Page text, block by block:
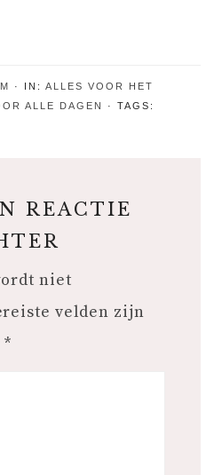
IN: ALLES VOOR HET
ALLE DAGEN TAGS:
REACTIE
niet
velden zijn
*